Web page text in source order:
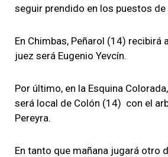
seguir prendido en los puestos de
En Chimbas, Peñarol (14) recibirá
juez será Eugenio Yevcín.
Por último, en la Esquina
será local de Colón (14) con el
Pereyra.
En tanto que mañana jugará otro